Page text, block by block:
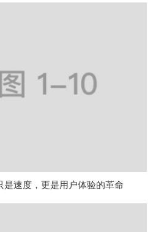
是速度，更是用户体验的革命